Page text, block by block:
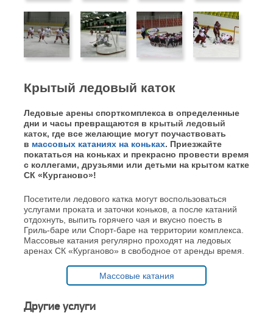
Крытый ледовый каток
Ледовые арены спорткомплекса в определенные
дни и часы превращаются в крытый ледовый
каток, где все желающие могут поучаствовать
в массовых катаниях на коньках. Приезжайте
покататься на коньках и прекрасно провести время
с коллегами, друзьями или детьми на крытом катке
СК «Курганово»!
Посетители ледового катка могут воспользоваться
услугами проката и заточки коньков, а после катаний
отдохнуть, выпить горячего чая и вкусно поесть в
Гриль-баре или Спорт-баре на территории комплекса.
Массовые катания регулярно проходят на ледовых
аренах СК «Курганово» в свободное от аренды время.
Массовые катания
Другие услуги